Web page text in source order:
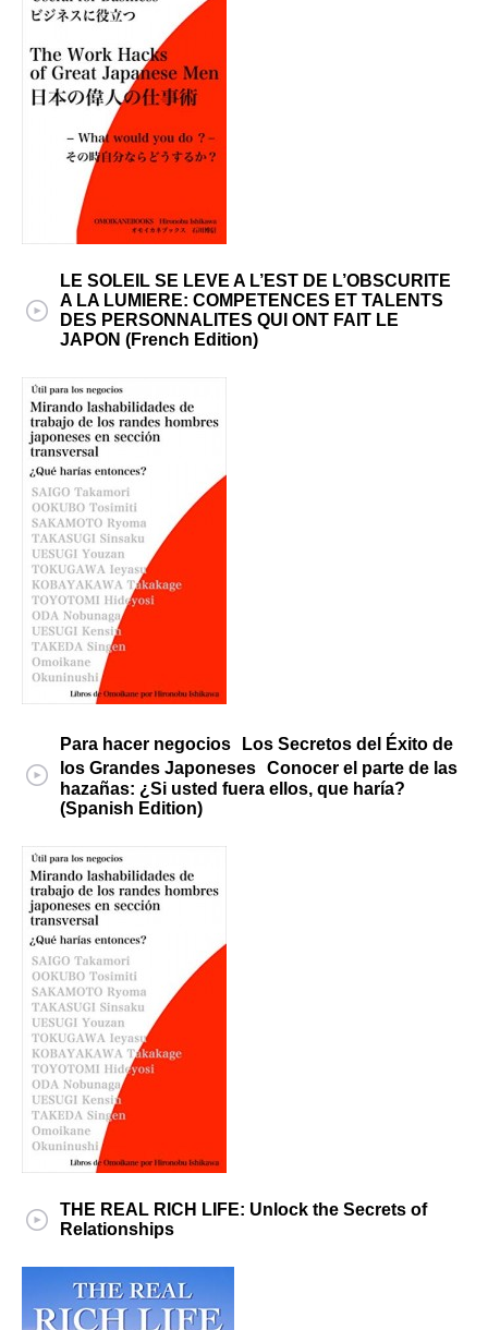
LE SOLEIL SE LEVE A L’EST DE L’OBSCURITE
A LA LUMIERE: COMPETENCES ET TALENTS
DES PERSONNALITES QUI ONT FAIT LE
JAPON (French Edition)
Para hacer negocios Los Secretos del Éxito de
los Grandes Japoneses Conocer el parte de las
hazañas: ¿Si usted fuera ellos, que haría?
(Spanish Edition)
THE REAL RICH LIFE: Unlock the Secrets of
Relationships